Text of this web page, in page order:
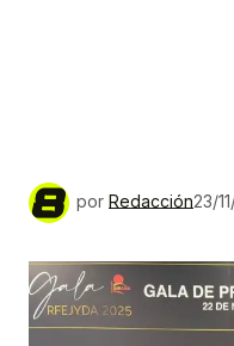
por Redacción23/